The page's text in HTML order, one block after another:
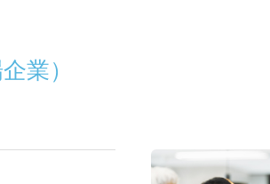
業）